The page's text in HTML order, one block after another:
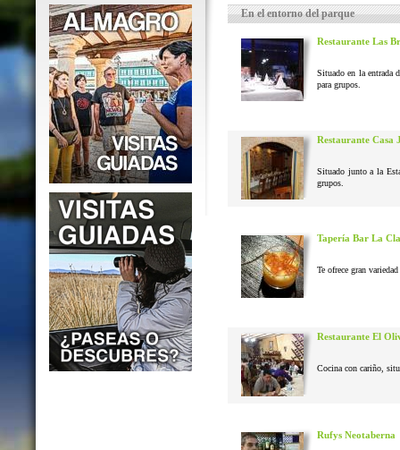
En el entorno del parque
Restaurante Las
Situado en la entrada
para grupos.
Restaurante Casa
Situado junto a la
grupos.
Tapería Bar La
Te ofrece gran
Restaurante El
Cocina con cariño,
Rufys Neotaberna